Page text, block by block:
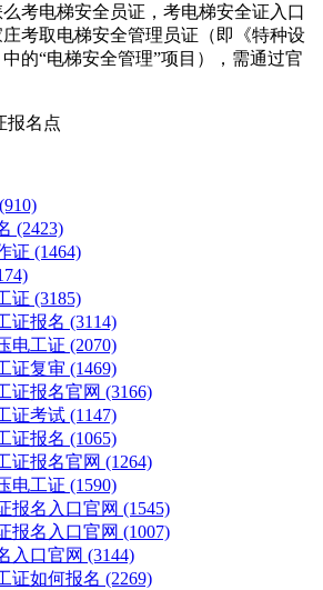
考电梯安全员证，考电梯安全证入口
考取‌电梯安全管理员证‌（即《特种设
的“电梯安全管理”项目），需通过官
报名点
(910)
(2423)
证 (1464)
证 (3185)
证报名 (3114)
电工证 (2070)
证复审 (1469)
证报名官网 (3166)
证考试 (1147)
证报名 (1065)
证报名官网 (1264)
电工证 (1590)
报名入口官网 (1545)
报名入口官网 (1007)
入口官网 (3144)
证如何报名 (2269)